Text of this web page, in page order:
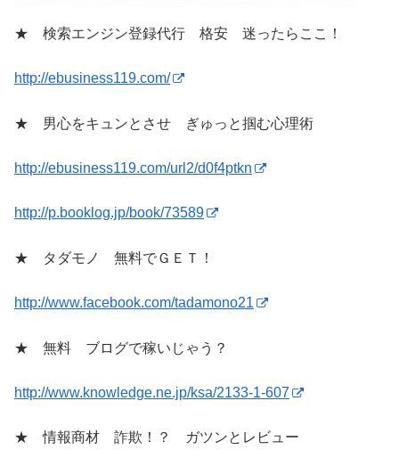
★ 検索エンジン登録代行 格安 迷ったらここ！
http://ebusiness119.com/
★ 男心をキュンとさせ ぎゅっと掴む心理術
http://ebusiness119.com/url2/d0f4ptkn
http://p.booklog.jp/book/73589
★ タダモノ 無料でＧＥＴ！
http://www.facebook.com/tadamono21
★ 無料 ブログで稼いじゃう？
http://www.knowledge.ne.jp/ksa/2133-1-607
★ 情報商材 詐欺！？ ガツンとレビュー